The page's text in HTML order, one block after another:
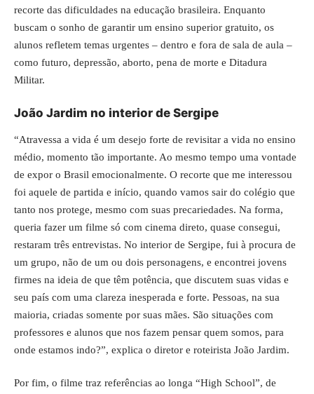
recorte das dificuldades na educação brasileira. Enquanto
buscam o sonho de garantir um ensino superior gratuito, os
alunos refletem temas urgentes – dentro e fora de sala de aula –
como futuro, depressão, aborto, pena de morte e Ditadura
Militar.
João Jardim no interior de Sergipe
“Atravessa a vida é um desejo forte de revisitar a vida no ensino
médio, momento tão importante. Ao mesmo tempo uma vontade
de expor o Brasil emocionalmente. O recorte que me interessou
foi aquele de partida e início, quando vamos sair do colégio que
tanto nos protege, mesmo com suas precariedades. Na forma,
queria fazer um filme só com cinema direto, quase consegui,
restaram três entrevistas. No interior de Sergipe, fui à procura de
um grupo, não de um ou dois personagens, e encontrei jovens
firmes na ideia de que têm potência, que discutem suas vidas e
seu país com uma clareza inesperada e forte. Pessoas, na sua
maioria, criadas somente por suas mães. São situações com
professores e alunos que nos fazem pensar quem somos, para
onde estamos indo?”, explica o diretor e roteirista João Jardim.
Por fim, o filme traz referências ao longa “High School”, de